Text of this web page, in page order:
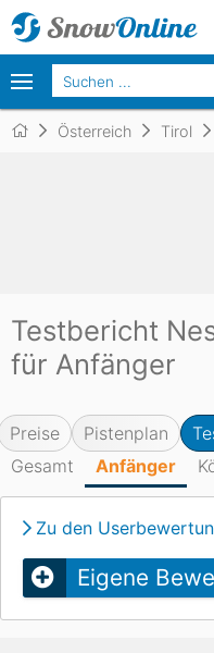
Österreich Tirol
Testbericht
für Anfänger
Preise Pistenplan
Gesamt
Anfänger
Zu den
Eigene